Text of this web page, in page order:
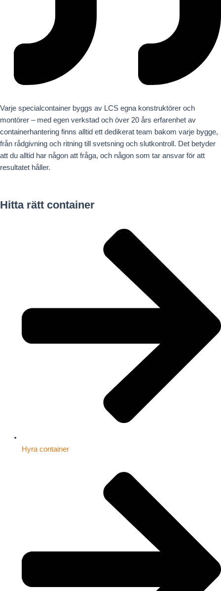
Varje specialcontainer byggs av LCS egna konstruktörer och
montörer – med egen verkstad och över 20 års erfarenhet av
containerhantering finns alltid ett dedikerat team bakom varje bygge,
från rådgivning och ritning till svetsning och slutkontroll. Det betyder
att du alltid har någon att fråga, och någon som tar ansvar för att
resultatet håller.
Hitta rätt container
Hyra container